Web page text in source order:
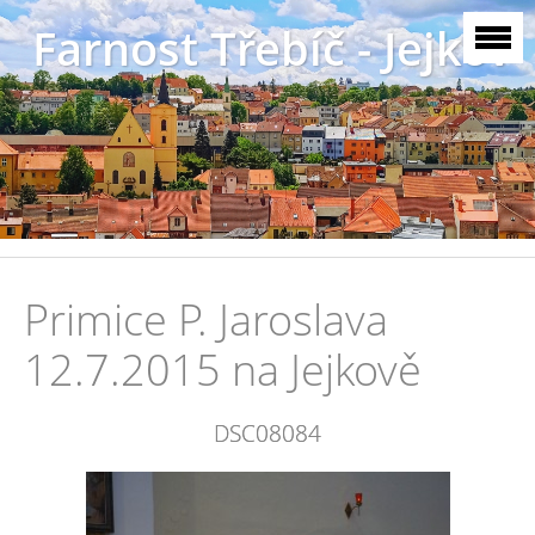
Farnost Třebíč - Jejkov
Primice P. Jaroslava
12.7.2015 na Jejkově
DSC08084